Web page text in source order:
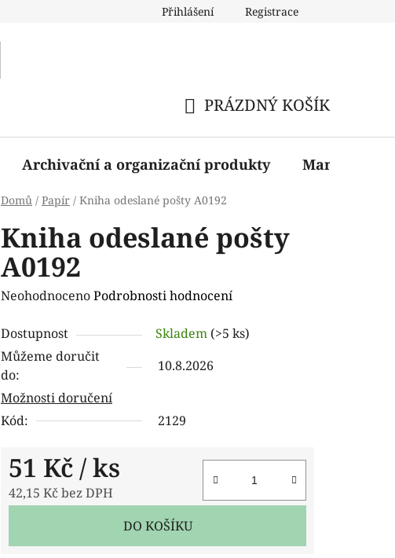
Přihlášení Registrace
KOŠÍK
PRÁZDNÝ KOŠÍK
Archivační a organizační produkty Manažerské
Domů / Papír / Kniha odeslané pošty A0192
Kniha odeslané pošty
A0192
Průměrné
produktu
je
0,0
z
5
NeohodnocenoPodrobnosti hodnocení
Dostupnost Skladem (>5 ks)
Můžeme doručit
do:
10.8.2026
Možnosti doručení
Kód:
2129
51 Kč / ks
42,15 Kč bez DPH
DO KOŠÍKU